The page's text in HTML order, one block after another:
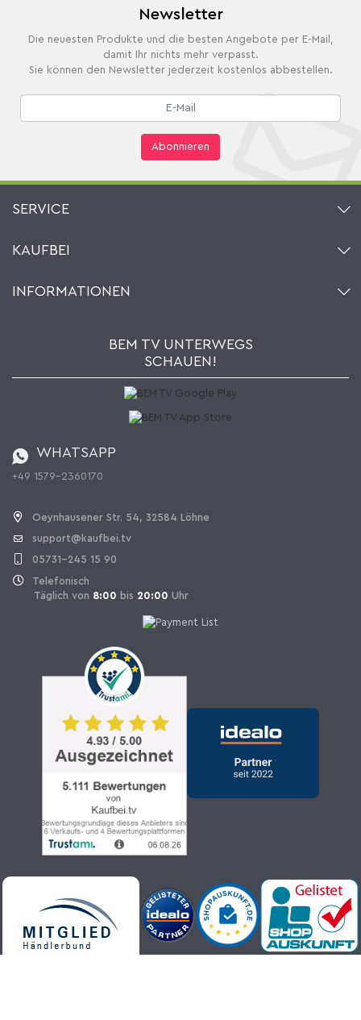
Newsletter
Die neuesten Produkte und die besten Angebote per E-Mail,
damit Ihr nichts mehr verpasst.
Sie können den Newsletter jederzeit kostenlos abbestellen.
Abonnieren
SERVICE
Warenkorb
Mein Wunschzettel
KAUFBEI
Händler & Hersteller
Affiliateprogramm
INFORMATIONEN
Zahlung und Versand
BEM TV UNTERWEGS
SCHAUEN!
WHATSAPP
+49 1579-2360170
Oeynhausener Str. 54, 32584 Löhne
support@kaufbei.tv
05731-245 15 90
Telefonisch
Täglich von 8:00 bis 20:00 Uhr